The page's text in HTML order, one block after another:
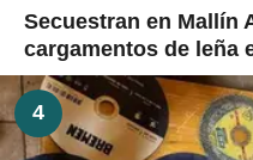
Secuestran en Mallín
cargamentos de leña
4